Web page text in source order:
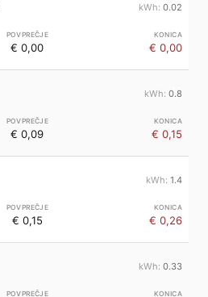
0.02
€ 0,00 € 0,00
0.8
€ 0,09 € 0,15
1.4
€ 0,15 € 0,26
0.33